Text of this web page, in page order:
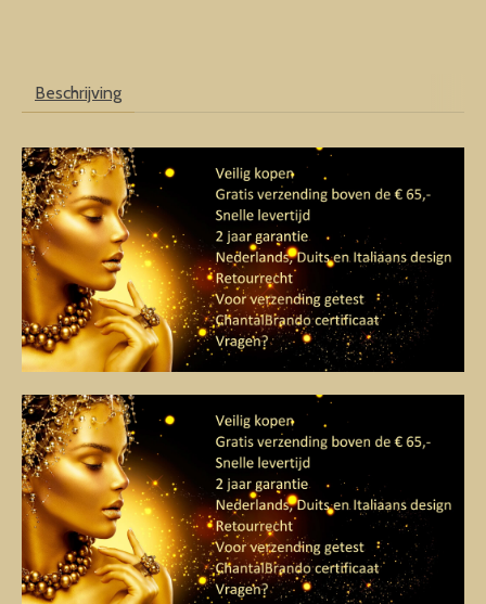
Beschrijving